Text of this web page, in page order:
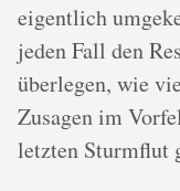
eigentlich
jeden Fall den
überlegen, wie
Zusagen im
letzten Sturmflut